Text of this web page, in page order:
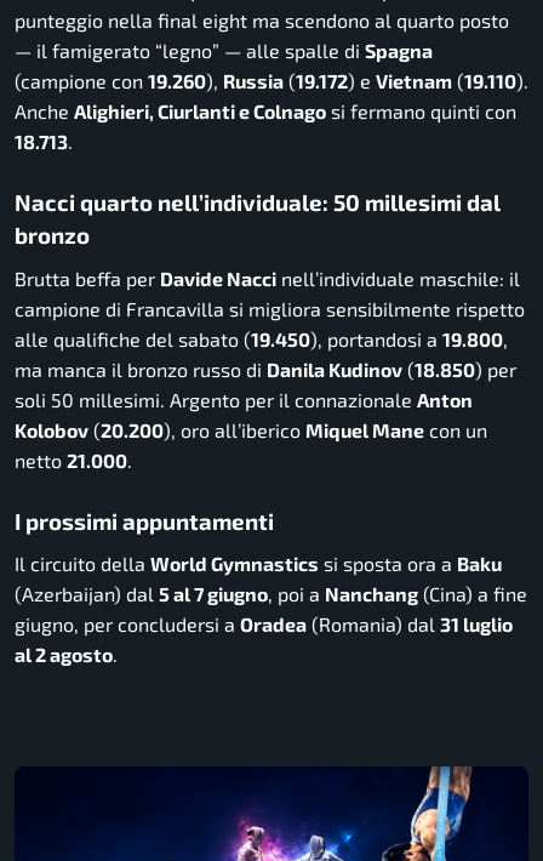
punteggio nella final eight ma scendono al quarto posto
— il famigerato “legno” — alle spalle di Spagna
(campione con 19.260), Russia (19.172) e Vietnam (19.110).
Anche Alighieri, Ciurlanti e Colnago si fermano quinti con
18.713.
Nacci quarto nell’individuale: 50 millesimi dal
bronzo
Brutta beffa per Davide Nacci nell’individuale maschile: il
campione di Francavilla si migliora sensibilmente rispetto
alle qualifiche del sabato (19.450), portandosi a 19.800
ma manca il bronzo russo di Danila Kudinov (18.850) per
soli 50 millesimi. Argento per il connazionale Anton
Kolobov (20.200), oro all’iberico Miquel Mane con un
netto 21.000
I prossimi appuntamenti
Il circuito della World Gymnastics si sposta ora a Baku
(Azerbaijan) dal 5 al 7 giugno, poi a Nanchang (Cina) a fine
giugno, per concludersi a Oradea (Romania) dal 31 luglio
al 2 agosto.